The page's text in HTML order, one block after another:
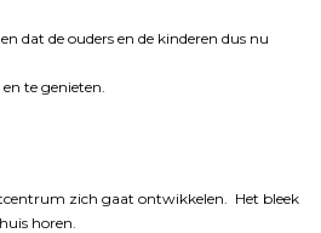
dat de ouders en de kinderen dus nu
te genieten.
zich gaat ontwikkelen. Het bleek
horen.